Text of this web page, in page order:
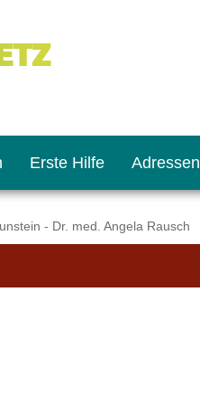
Erste Hilfe Adressen
- Dr. med. Angela Rausch